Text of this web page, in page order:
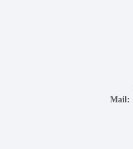
Mail: